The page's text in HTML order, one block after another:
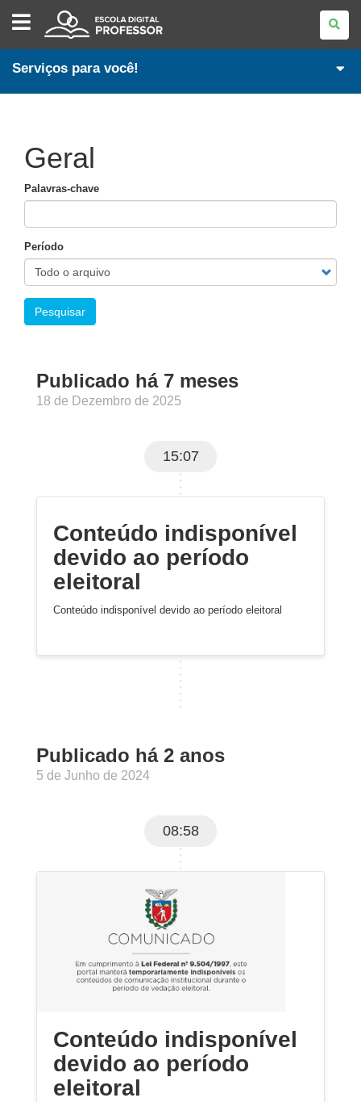
ESCOLA
DIGITAL
-
PROFESSOR
Serviços para você!
Geral
Palavras-chave
Período
Pesquisar
Publicado há 7 meses
18 de Dezembro de 2025
15:07
Conteúdo indisponível
devido ao período
eleitoral
Conteúdo indisponível devido ao período eleitoral
Publicado há 2 anos
5 de Junho de 2024
08:58
Conteúdo indisponível
devido ao período
eleitoral